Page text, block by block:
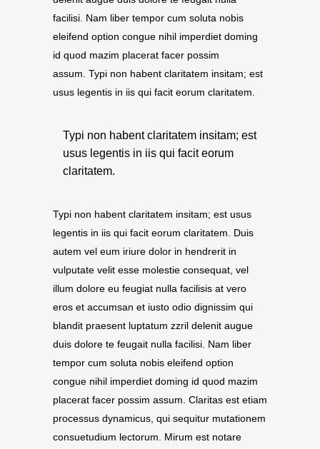
facilisi. Nam liber tempor cum soluta nobis
eleifend option congue nihil imperdiet doming
id quod mazim placerat facer possim
assum. Typi non habent claritatem insitam; est
usus legentis in iis qui facit eorum claritatem.
Typi non habent claritatem insitam; est
usus legentis in iis qui facit eorum
claritatem.
Typi non habent claritatem insitam; est usus
legentis in iis qui facit eorum claritatem. Duis
autem vel eum iriure dolor in hendrerit in
vulputate velit esse molestie consequat, vel
illum dolore eu feugiat nulla facilisis at vero
eros et accumsan et iusto odio dignissim qui
blandit praesent luptatum zzril delenit augue
duis dolore te feugait nulla facilisi. Nam liber
tempor cum soluta nobis eleifend option
congue nihil imperdiet doming id quod mazim
placerat facer possim assum. Claritas est etiam
processus dynamicus, qui sequitur mutationem
consuetudium lectorum. Mirum est notare